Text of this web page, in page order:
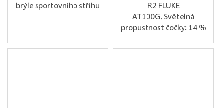
brýle sportovního střihu
R2 FLUKE
AT100G. Světelná
propustnost čočky: 14 %